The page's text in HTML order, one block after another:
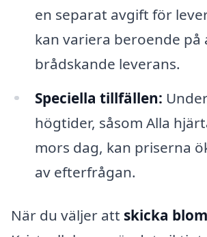
en separat avgift för
kan variera beroende på
brådskande leverans.
Speciella tillfällen:
högtider, såsom Alla
mors dag, kan priserna
av efterfrågan.
När du väljer att skicka